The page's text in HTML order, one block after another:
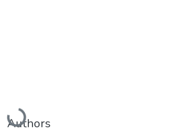
Cargando...
Authors